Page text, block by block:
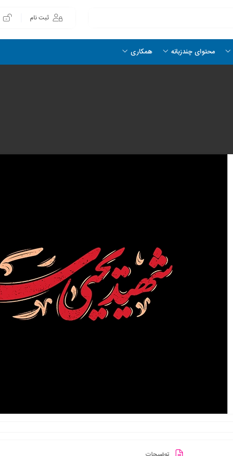
ثبت نام
محتوای چندزبانه همکاری